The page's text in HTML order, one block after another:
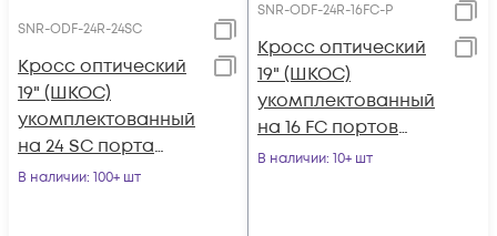
SNR-ODF-24R-24SC
Кросс оптический
19" (ШКОС)
укомплектованный
на 24 SC порта
(комплект с
В наличии: 100+ шт
SNR-ODF-24R-16FC-P
Кросс оптический
19" (ШКОС)
укомплектованный
на 16 FC портов
(комплект с
В наличии: 10+ шт